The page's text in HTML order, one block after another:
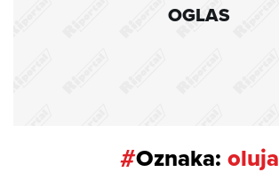
OGLAS
#Oznaka: oluja